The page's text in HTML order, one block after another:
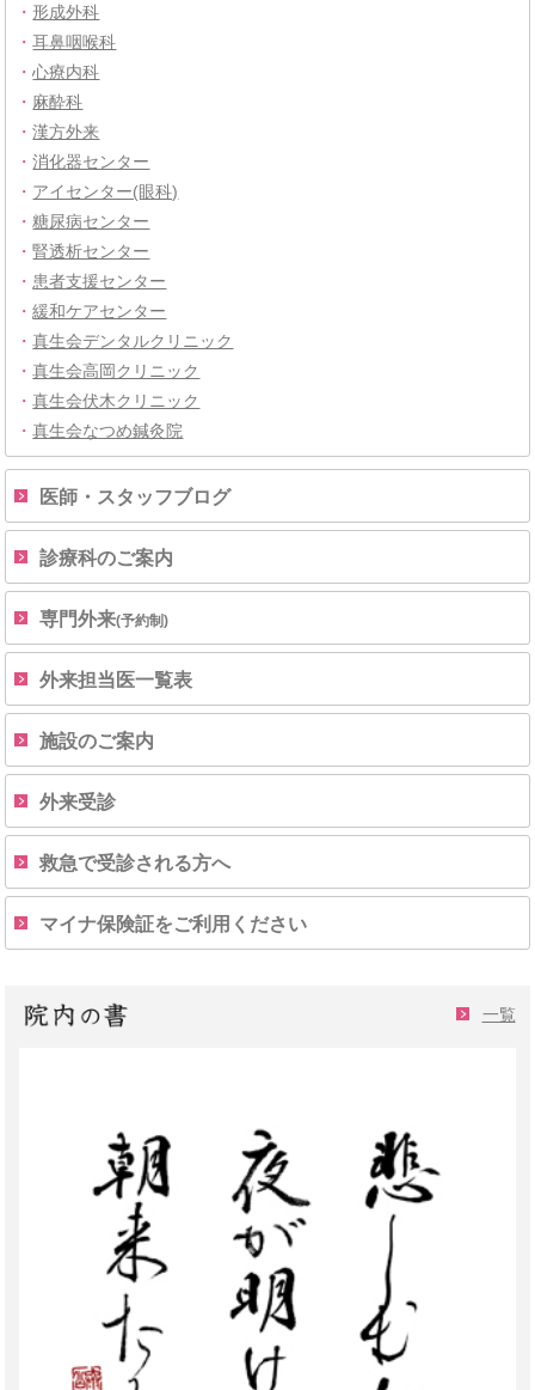
・ 形成外科
・耳鼻咽喉科
・心療内科
・ 麻酔科
・漢方外来
・消化器センター
・ アイセンター(眼科)
・糖尿病センター
・腎透析センター
・ 患者支援センター
・緩和ケアセンター
・真生会デンタルクリニック
・真生会高岡クリニック
・真生会伏木クリニック
・真生会なつめ鍼灸院
医師・スタッフブログ
診療科のご案内
専門外来(予約制)
外来担当医一覧表
施設のご案内
外来受診
救急で受診される方へ
マイナ保険証をご利用ください
一覧